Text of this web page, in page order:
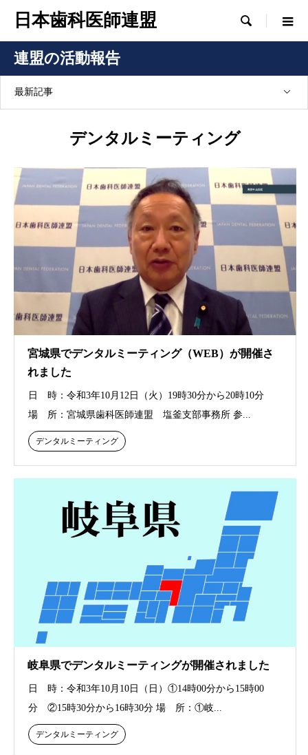
日本歯科医師連盟 
連盟の活動報告
最新記事
デンタルミーティング
宮城県でデンタルミーティング（WEB）が開催さ
れました
日 時：令和3年10月12日（火）19時30分から20時10分
場 所：宮城県歯科医師連盟 塩釜支部事務所 参...
デンタルミーティング
岐阜県でデンタルミーティングが開催されました
日 時：令和3年10月10日（日）①14時00分から15時00
分 ②15時30分から16時30分 場 所：①岐...
デンタルミーティング